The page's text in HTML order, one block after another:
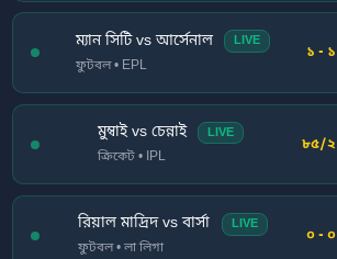
ম্যান সিটি vs আর্সেনাল LIVE
ফুটবল • EPL
১ - ১
মুম্বাই vs চেন্নাই LIVE
ক্রিকেট • IPL
৮৫/২
রিয়াল মাদ্রিদ vs বার্সা LIVE
ফুটবল • লা লিগা
০ - ০